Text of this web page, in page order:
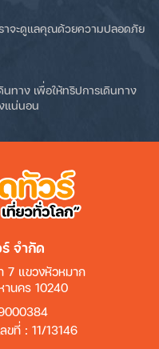
จะดูแลคุณด้วยความปลอดภัย
นทาง เพื่อให้ทริปการเดินทาง
แน่นอน
จำกัด
7 แขวงหัวหมาก
านคร 10240
ขที่ : 11/13146